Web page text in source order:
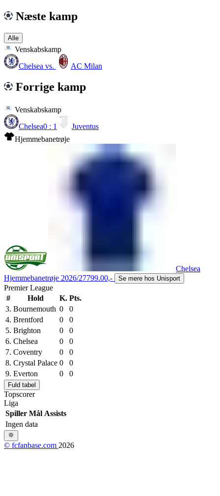
Næste kamp
Alle
Venskabskamp
Chelsea vs. AC Milan
Forrige kamp
Venskabskamp
Chelsea0 : 1
Juventus
Hjemmebanetrøje
Chelsea
Hjemmebanetrøje 2026/27799.00,- Se mere hos Unisport
Premier League
#
Hold K. Pts.
3. Bournemouth 0
0
4. Brentford 0
0
5. Brighton 0
0
6. Chelsea 0
0
7. Coventry 0
0
8. Crystal Palace 0
0
9. Everton 0 0
Fuld tabel
Topscorer
Liga
Spiller Mål Assists
Ingen data
© fcfanbase.com 2026